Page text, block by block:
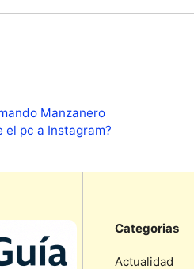
Manzanero
el pc a Instagram?
Categorias
Actualidad